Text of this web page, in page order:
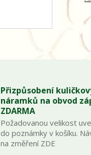
Přizpůsobení
náramků na obvod
ZDARMA
Požadovanou velikost
do poznámky v košíku.
na změření ZDE